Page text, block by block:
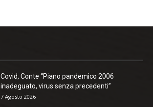
Covid, Conte “Piano pandemico 2006
inadeguato, virus senza precedenti”
7 Agosto 2026